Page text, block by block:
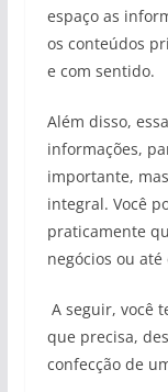
espaço as
os conteúdos
e com sentido.
Além disso,
informações,
importante,
integral. Você
praticamente
negócios ou até
A seguir, você
que precisa,
confecção de